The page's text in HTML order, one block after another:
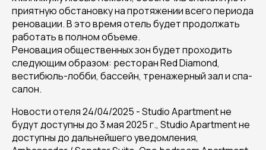
приятную обстановку на протяжении всего периода
реновации. В это время отель будет продолжать
работать в полном объеме.
Реновация общественных зон будет проходить
следующим образом: ресторан Red Diamond,
вестибюль-лобби, бассейн, тренажерный зал и спа-
салон.
Новости отеля 24/04/2025 - Studio Apartment не
будут доступны до 3 мая 2025 г., Studio Apartment не
доступны до дальнейшего уведомления,